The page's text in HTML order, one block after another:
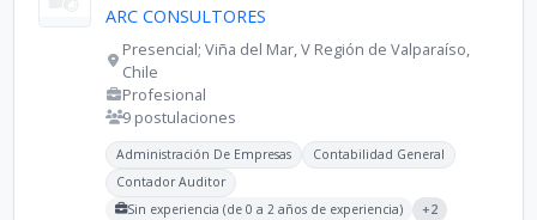
ARC CONSULTORES
Presencial; Viña del Mar, V Región de Valparaíso,
Chile
Profesional
9 postulaciones
Carreras buscadas:
Administración De Empresas
Contabilidad General
Contador Auditor
Sin experiencia (de 0 a 2 años de experiencia)
+2